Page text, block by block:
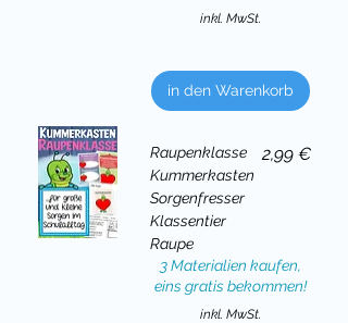
inkl. MwSt.
in den Warenkorb
Raupenklasse
Kummerkasten
Sorgenfresser
Klassentier
Raupe
Preis
2,99 €
3 Materialien kaufen,
eins gratis bekommen!
inkl. MwSt.